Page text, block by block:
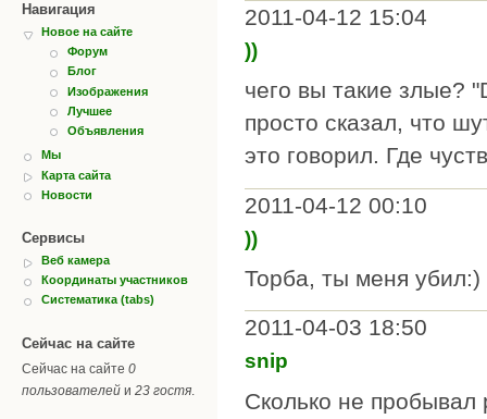
Навигация
Новое на сайте
Форум
Блог
Изображения
Лучшее
Объявления
Мы
Карта сайта
Новости
Сервисы
Веб камера
Координаты участников
Систематика (tabs)
Сейчас на сайте
Сейчас на сайте 0
пользователей и 23 гостя.
2011-04-12 15:04
))
чего вы такие злые?
просто сказал, что
это говорил. Где
2011-04-12 00:10
))
Торба, ты меня убил:)
2011-04-03 18:50
snip
Сколько не пробывал